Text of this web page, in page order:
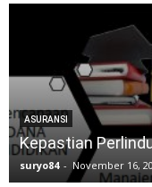
ASURANSI
Kepastian
suryo84 - November 16,